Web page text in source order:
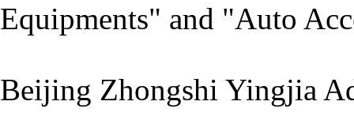
Equipments" and "Auto
Beijing Zhongshi Yingjia